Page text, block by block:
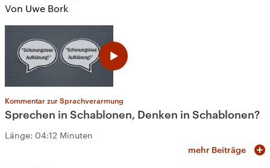
Von Uwe Bork
Kommentar zur Sprachverarmung
Sprechen in Schablonen, Denken in Schablonen?
Länge: 04:12 Minuten
mehr Beiträge